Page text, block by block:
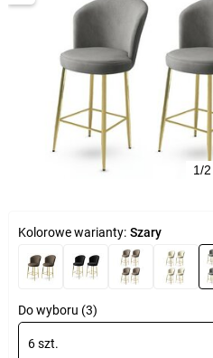
1/2
Kolorowe warianty: Szary
Do wyboru (3)
6 szt.